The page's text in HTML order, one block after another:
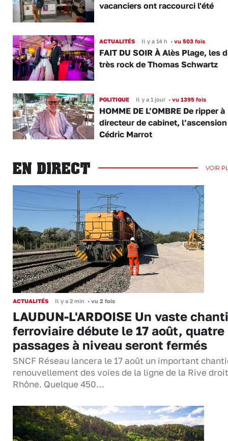
vacanciers ont raccourci l'été
ACTUALITÉS Il y a 14 h •vu 503 fois
FAIT DU SOIR À Alès Plage, les
très rock de Thomas Schwartz
POLITIQUE Il y a 1 jour •vu 1395 fois
HOMME DE L’OMBRE De ripper à
directeur de cabinet,
Cédric Marrot
EN DIRECT VOIR
ACTUALITÉS Il y a 2 min • vu 2 fois
LAUDUN-L'ARDOISE Un vaste
ferroviaire débute le 17 août, quatre
passages à niveau seront fermés
SNCF Réseau lancera le 17 août un important
renouvellement des voies de la ligne de la Rive
Rhône. Quelque 450…